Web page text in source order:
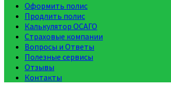
Оформить полис
Продлить полис
Калькулятор ОСАГО
Страховые компании
Вопросы и Ответы
Полезные сервисы
Отзывы
Контакты